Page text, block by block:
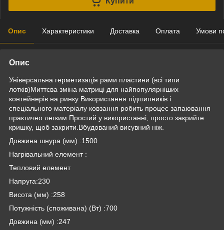
Опис Характеристики Доставка Оплата Умови
Опис
Універсальна герметизація рами пластини (всі типи
лотків)Миттєва зміна матриці для найпопулярніших
контейнерів на ринку Використання підшипників і
спеціального матеріалу ковзання робить процес запаювання
практично легким Простий у використанні, просто закрийте
кришку, щоб закрити.Вбудований висувний ніж.
Довжина шнура (мм) :1500
Нагрівальний елемент :
Тепловий елемент
Напруга:230
Висота (мм) :258
Потужність (споживана) (Вт) :700
Довжина (мм) :247